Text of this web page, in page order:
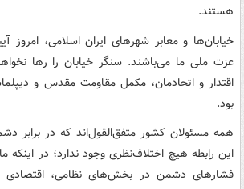
هستند.
خیابان‌ها و معابر شهرهای ایران اسلامی، امروز
عزت ملی ما می‌باشند. سنگر خیابان را رها
اقتدار و اتحادمان، مکمل مقاومت مقدس و
بود.
همه مسئولان کشور متفق‌القول‌اند که در برابر
این رابطه هیچ اختلاف‌نظری وجود ندارد؛ در اینکه
فشارهای دشمن در بخش‌های نظامی، اقتصادی